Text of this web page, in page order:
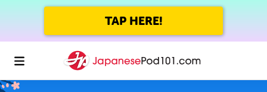
GET UP TO 45% OFF